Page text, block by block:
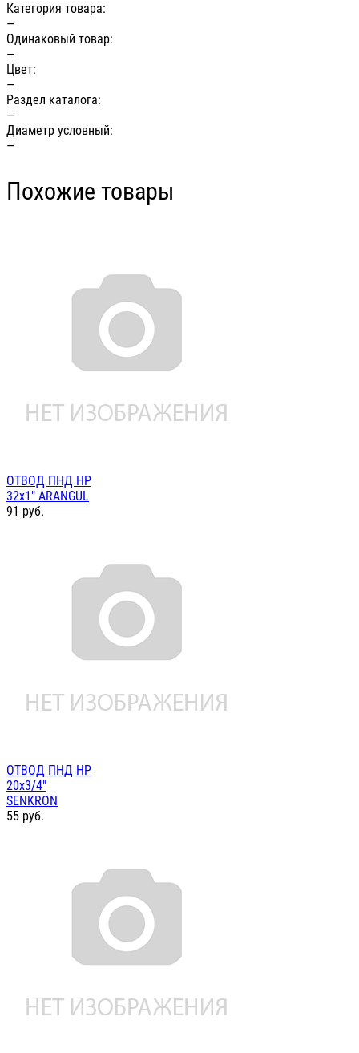
Категория товара:
—
Одинаковый товар:
—
Цвет:
—
Раздел каталога:
—
Диаметр условный:
—
Похожие товары
ОТВОД ПНД НР
32х1" ARANGUL
91 руб.
ОТВОД ПНД НР
20х3/4"
SENKRON
55 руб.